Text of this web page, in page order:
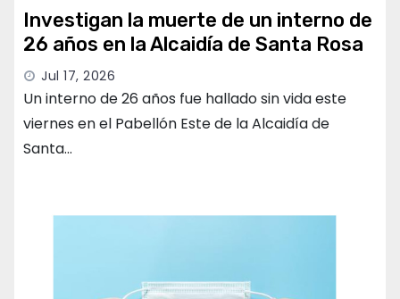
Investigan la muerte de un interno de
26 años en la Alcaidía de Santa Rosa
Jul 17, 2026
Un interno de 26 años fue hallado sin vida este
viernes en el Pabellón Este de la Alcaidía de
Santa…